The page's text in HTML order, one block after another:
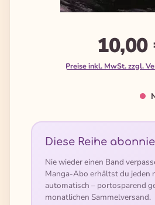
10,00
Preise inkl. MwSt. zzgl.
Diese Reihe
Nie wieder einen Band
Manga-Abo erhältst du jeden
automatisch – portosparend
monatlichen Sammelversand.